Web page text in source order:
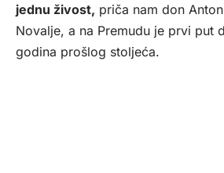
jednu živost, priča nam don
Novalje, a na Premudu je prvi put
godina prošlog stoljeća.